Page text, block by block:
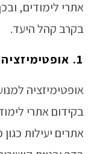
אתרי לימודים,
בקרב קהל היעד.
1. אופטימיזציה של SEO:
אופטימיזציה
בקידום אתרי
אתרים יעילות